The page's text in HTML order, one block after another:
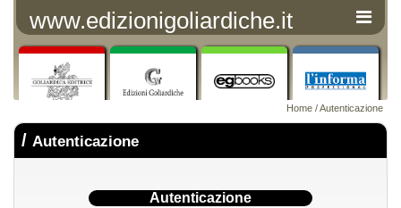
www.edizionigoliardiche.it
Home / Autenticazione
/ Autenticazione
Autenticazione